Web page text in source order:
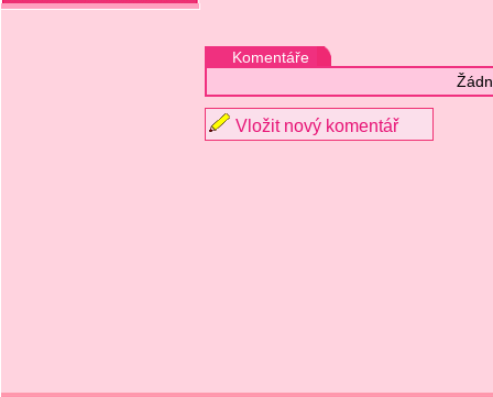
Komentáře
Vložit nový komentář